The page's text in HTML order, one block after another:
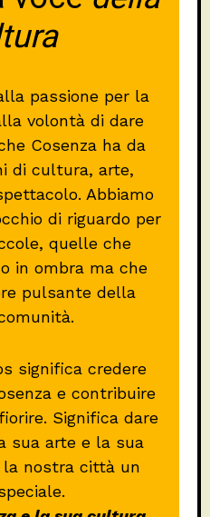
passione per la
volontà di dare
Cosenza ha da
di cultura, arte,
Abbiamo
di riguardo per
quelle che
in ombra ma che
pulsante della
significa credere
e contribuire
Significa dare
sua arte e la sua
la nostra città un